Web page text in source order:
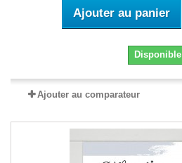
Ajouter au panier
Disponible
Ajouter au comparateur